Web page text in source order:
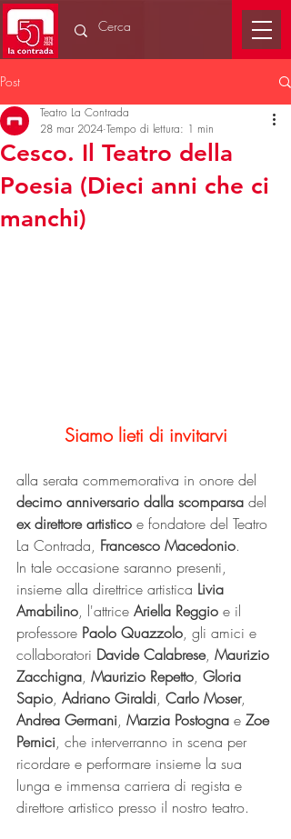
Post
Cesco. Il Teatro della
Poesia (Dieci anni che ci
manchi)
Teatro La Contrada
28 mar 2024 Tempo di lettura: 1 min
Siamo lieti di invitarvi
alla serata commemorativa in onore del
decimo anniversario dalla scomparsa del
ex direttore artistico e fondatore del Teatro
La Contrada, Francesco Macedonio.
In tale occasione saranno presenti,
insieme alla direttrice artistica Livia
Amabilino, l'attrice Ariella Reggio e il
professore Paolo Quazzolo, gli amici e
collaboratori Davide Calabrese, Maurizio
Zacchigna, Maurizio Repetto, Gloria
Sapio, Adriano Giraldi, Carlo Moser,
Andrea Germani, Marzia Postogna e Zoe
Pernici, che interverranno in scena per
ricordare e performare insieme la sua
lunga e immensa carriera di regista e
direttore artistico presso il nostro teatro.